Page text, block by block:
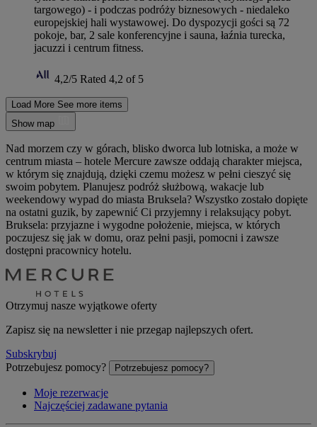
targowego) - i podczas podróży biznesowych - niedaleko
europejskiej hali wystawowej. Do dyspozycji gości są 72
pokoje, bar, 2 sale konferencyjne i sauna, łaźnia turecka,
jacuzzi i centrum fitness.
4,2/5 Rated 4,2 of 5
Load More See more items
Show map
Nad morzem czy w górach, blisko dworca lub lotniska, a może w
centrum miasta – hotele Mercure zawsze oddają charakter miejsca,
w którym się znajdują, dzięki czemu możesz w pełni cieszyć się
swoim pobytem. Planujesz podróż służbową, wakacje lub
weekendowy wypad do miasta Bruksela? Wszystko zostało dopięte
na ostatni guzik, by zapewnić Ci przyjemny i relaksujący pobyt.
Bruksela: przyjazne i wygodne położenie, miejsca, w których
poczujesz się jak w domu, oraz pełni pasji, pomocni i zawsze
dostępni pracownicy hotelu.
Otrzymuj nasze wyjątkowe oferty
Zapisz się na newsletter i nie przegap najlepszych ofert.
Subskrybuj
Potrzebujesz pomocy?
Potrzebujesz pomocy?
Moje rezerwacje
Najczęściej zadawane pytania